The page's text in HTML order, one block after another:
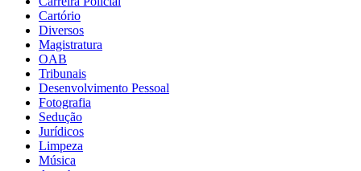
Cartório
Diversos
Magistratura
OAB
Tribunais
Desenvolvimento Pessoal
Fotografia
Sedução
Jurídicos
Limpeza
Música